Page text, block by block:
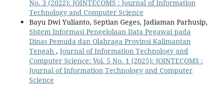
No. 3 (2022): JOINTECOMS : Journal of Information
Technology and Computer Science
Bayu Dwi Yulianto, Septian Geges, Jadiaman Parhusip,
Sistem Informasi Pengelolaan Data Pegawai pada
Dinas Pemuda dan Olahraga Provinsi Kalimantan
Tengah , Journal of Information Technology and
Computer Science: Vol. 5 No. 1 (2025): JOINTECOMS :
Journal of Information Technology and Computer
Science